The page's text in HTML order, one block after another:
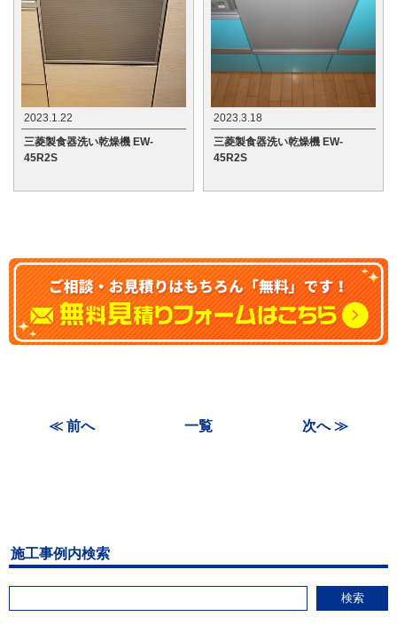
2023.1.22
三菱製食器洗い乾燥機 EW-
45R2S
2023.3.18
三菱製食器洗い乾燥機 EW-
45R2S
≪ 前へ 一覧 次へ ≫
施工事例内検索
検索